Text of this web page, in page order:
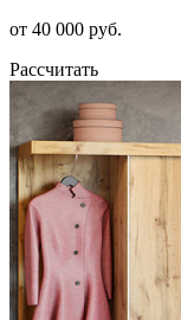
от 40 000 руб.
Рассчитать